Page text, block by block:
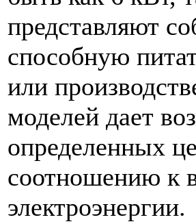
представляют
способную
или
моделей дает
определенных
соотношению к
электроэнергии.